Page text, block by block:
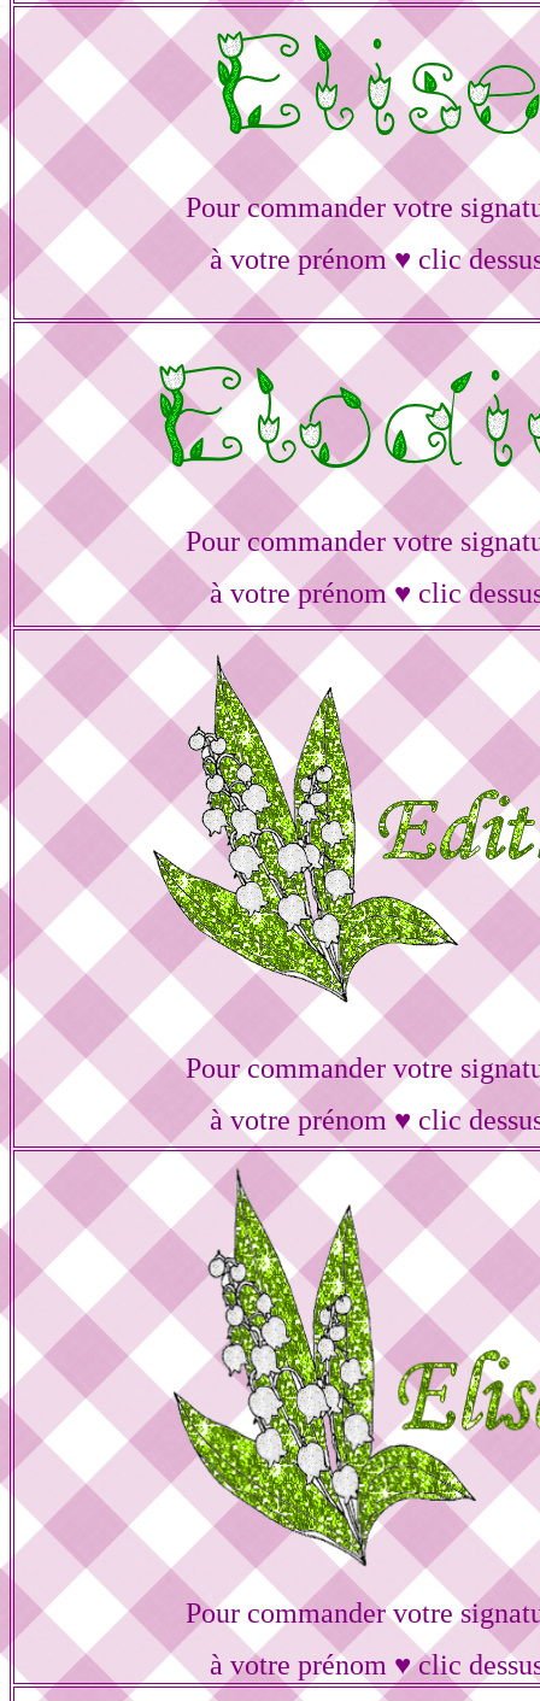
Pour commander votre
à votre prénom ♥ clic
Pour commander votre
à votre prénom ♥ clic
Pour commander votre
à votre prénom ♥ clic
Pour commander votre
à votre prénom ♥ clic